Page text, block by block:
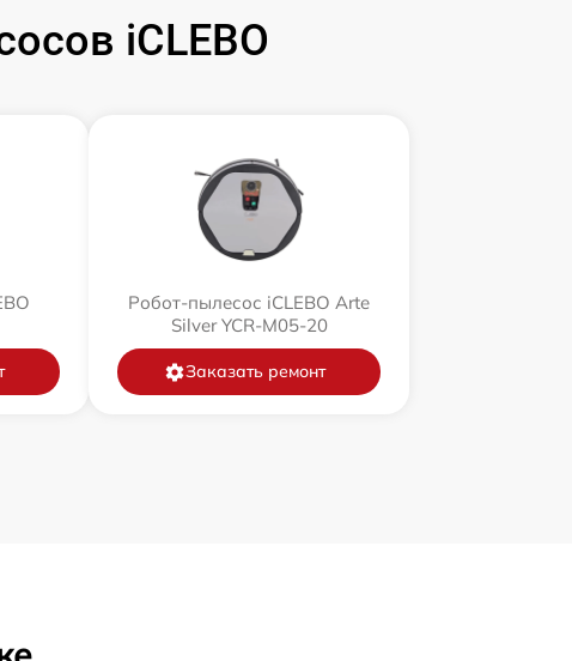
iCLEBO
Робот-пылесос iCLEBO Arte
Silver YCR-M05-20
Заказать ремонт